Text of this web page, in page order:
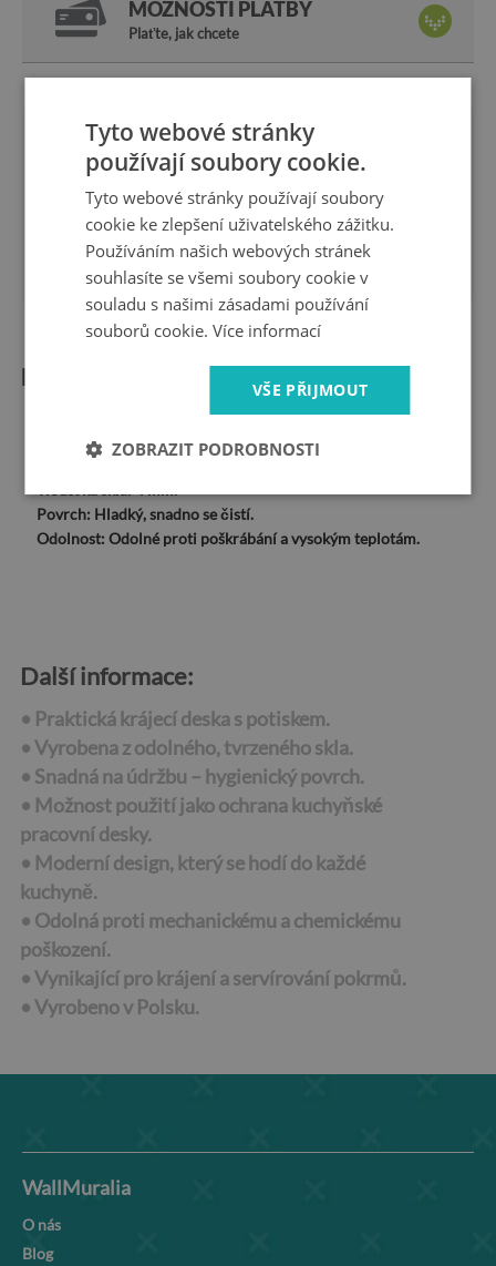
MOŽNOSTI PLATBY
Plaťte, jak chcete
Jsme
výrobce
14 dní
vrácení
rychlé
doručení
bezpečné
nakupování
1 rok
záruka
10 let
na trhu
Informace o produktu:
Rozměry: 80x52 cm, 2 kusy 40x52 cm.
Povrch: Hladký, snadno se čistí.
Odolnost: Odolné proti poškrábání a vysokým teplotám.
Další informace:
• Praktická krájecí deska s potiskem.
• Vyrobena z odolného, tvrzeného skla.
• Snadná na údržbu – hygienický povrch.
• Možnost použití jako ochrana kuchyňské
pracovní desky.
• Moderní design, který se hodí do každé
kuchyně.
• Odolná proti mechanickému a chemickému
poškození.
• Vynikající pro krájení a servírování pokrmů.
•Vyrobeno v Polsku.
WallMuralia
O nás
Blog
Tyto webové stránky
používají soubory cookie.
Tyto webové stránky používají soubory
cookie ke zlepšení uživatelského zážitku.
Používáním našich webových stránek
souhlasíte se všemi soubory cookie v
souladu s našimi zásadami používání
souborů cookie.Více informací
VŠE PŘIJMOUT
ZOBRAZIT PODROBNOSTI